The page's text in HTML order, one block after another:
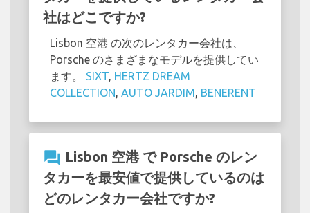
社はどこですか?
Lisbon 空港 の次のレンタカー会社は、
Porsche のさまざまなモデルを提供してい
ます。 SIXT, HERTZ DREAM
COLLECTION, AUTO JARDIM, BENERENT
question_answer Lisbon 空港 で Porsche のレン
タカーを最安値で提供しているのは
どのレンタカー会社ですか?